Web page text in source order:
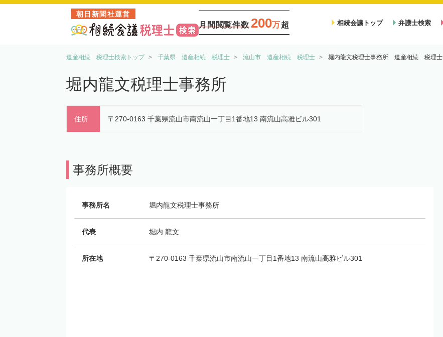
朝日新聞社運営
月間閲覧件数 200万超 相続会議トップ 弁護士検索
遺産相続 税理士検索トップ 千葉県 遺産相続 税理士 流山市 遺産相続 税理士 堀内龍文税理士事務所 遺産相続 税理士
堀内龍文税理士事務所
住所 〒270-0163 千葉県流山市南流山一丁目1番地13 南流山高雅ビル301
事務所概要
事務所名 堀内龍文税理士事務所
代表 堀内 龍文
所在地 〒270-0163 千葉県流山市南流山一丁目1番地13 南流山高雅ビル301